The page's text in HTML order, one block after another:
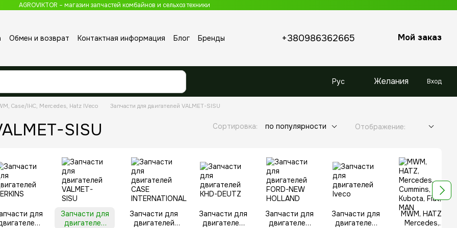
AGROVIKTOR – магазин запчастей комбайнов и сельхоз техники
Обмен и возврат Контактная информация Блог
Бренды
+380986362665 Мой заказ
Рус Желания Вход
Case/IHC, Mercedes, Hatz IVeco Запчасти для двигателей VALMET-SISU
SISU Сортировка: по популярности Отображение:
для
Запчасти для
двигателей
Запчасти для
двигателей
Запчасти для
двигателей
Запчасти для
двигателей
Запчасти для
двигателей
MWM, HATZ,
Mercedes,